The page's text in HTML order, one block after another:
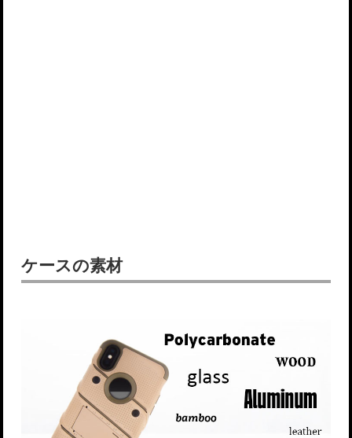
ケースの素材